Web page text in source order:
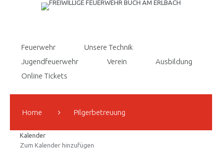
Feuerwehr
Unsere Technik
Jugendfeuerwehr
Verein
Ausbildung
Online Tickets
Home Pilgerbetreuung
Kalender
Zum Kalender hinzufügen